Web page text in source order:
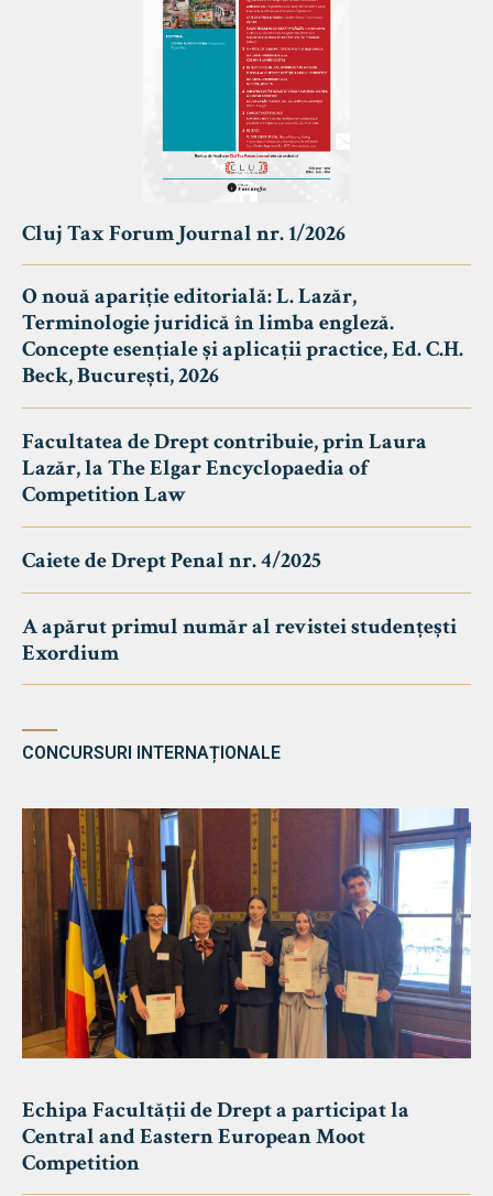
Cluj Tax Forum Journal nr. 1/2026
O nouă apariție editorială: L. Lazăr,
Terminologie juridică în limba engleză.
Concepte esențiale și aplicații practice, Ed. C.H.
Beck, București, 2026
Facultatea de Drept contribuie, prin Laura
Lazăr, la The Elgar Encyclopaedia of
Competition Law
Caiete de Drept Penal nr. 4/2025
A apărut primul număr al revistei studențești
Exordium
CONCURSURI INTERNAȚIONALE
Echipa Facultății de Drept a participat la
Central and Eastern European Moot
Competition